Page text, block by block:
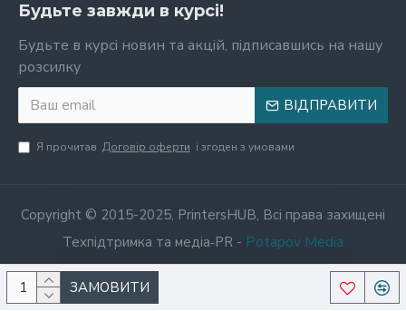
ЗАМОВИТИ
Будьте завжди в курсі!
Будьте в курсі новин та акцій, підписавшись на нашу
розсилку
ВІДПРАВИТИ
Я прочитав Договір оферти і згоден з умовами
Copyright © 2015-2025, PrintersHUB, Всі права захищені
Техпідтримка та медіа‑PR - Potapov Media